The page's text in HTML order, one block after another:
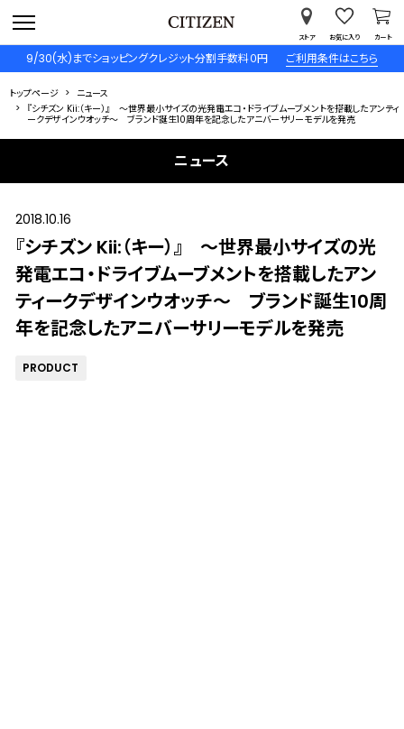
9/30(水)までショッピングクレジット分割手数料０円 ご利用条件はこちら
ストア お気に入り カート
トップページ
ニュース
『シチズン Kii:（キー）』 ～世界最小サイズの光発電エコ・ドライブムーブメントを搭載したアンティ
ークデザインウオッチ～ ブランド誕生10周年を記念したアニバーサリーモデルを発売
ニュース
2018.10.16
『シチズン Kii:（キー）』 ～世界最小サイズの光
発電エコ・ドライブムーブメントを搭載したアン
ティークデザインウオッチ～ ブランド誕生10周
年を記念したアニバーサリーモデルを発売
PRODUCT